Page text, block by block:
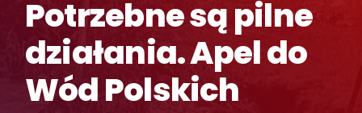
Potrzebne są pilne
działania. Apel do
Wód Polskich